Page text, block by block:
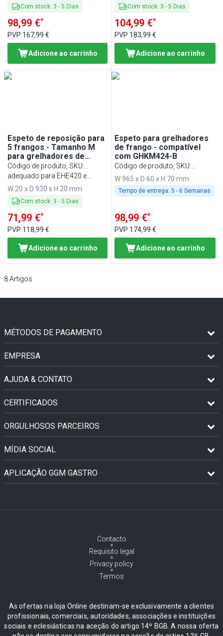
Com stock: 3 - 5 Dias
98,99 €*
PVP 167,99 €
Adicione ao carrinho
Com stock: 3 -5 Dias
104,99 €*
PVP 183,99 €
Adicione ao carrinho
Espeto de reposição para
5 frangos - Tamanho M
para grelhadores de
frango
Código de produto, SKU:
ESHE5800
adequado para EHE420 e
GHE420
W 20 x D 930 x H 20 mm
Com stock: 3 - 5 Dias
71,99 €*
PVP 118,99 €
Adicione ao carrinho
Espeto para grelhadores
de frango - compatível
com GHKM424-B
Código de produto, SKU:
SGHKM424
W 965 x D 60 x H 70 mm
Tempo de entrega: 5 - 6 Semanas
98,99 €*
PVP 174,99 €
Adicione ao carrinho
8Artigos
MÉTODOS DE PAGAMENTO
EMPRESA
AJUDA & CONTATO
CERTIFICADOS
ORGULHOSOS PARCEIROS
MÍDIA SOCIAL
APLICAÇÃO GGM GASTRO
Contacto
Requisito legal
Privacy policy
Termos
As ofertas na loja Online destinam-se exclusivamente a clientes
profissionais, comerciais, autoridades, associações e instituições
sociais e eclesiásticas na aceção do artigo 14º BGB. A nossa oferta